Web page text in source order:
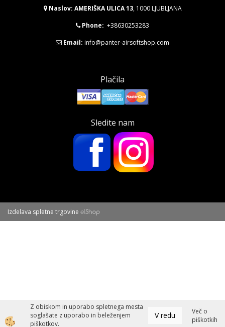
Naslov: AMERIŠKA ULICA 13, 1000 LJUBLJANA
Phone: +38630253283
Email: info@panter-airsoftshop.com
Plačila
Sledite nam
Izdelava spletne trgovine
Z obiskom in uporabo spletnega mesta
soglašate z uporabo in beleženjem
piškotkov.
V redu
Več o
piškotkih